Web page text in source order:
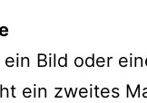
Bild oder
ein zweites